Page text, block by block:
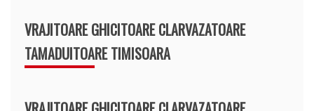
VRAJITOARE GHICITOARE CLARVAZATOARE
TAMADUITOARE TIMISOARA